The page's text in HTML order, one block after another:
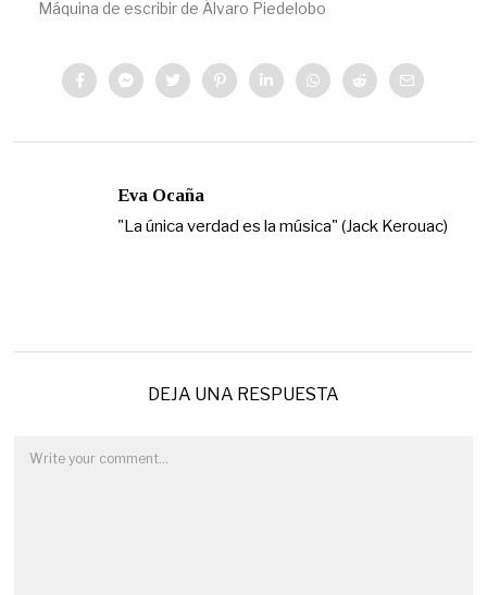
Máquina de escribir de Álvaro Piedelobo
Eva Ocaña
"La única verdad es la música" (Jack Kerouac)
DEJA UNA RESPUESTA